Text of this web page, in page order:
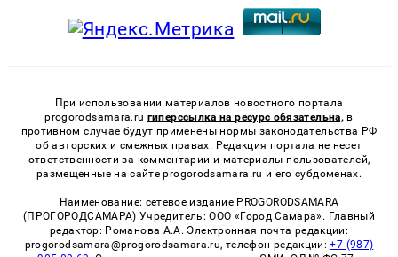
При использовании материалов новостного портала
progorodsamara.ru гиперссылка на ресурс обязательна, в
противном случае будут применены нормы законодательства РФ
об авторских и смежных правах. Редакция портала не несет
ответственности за комментарии и материалы пользователей,
размещенные на сайте progorodsamara.ru и его субдоменах.
Наименование: сетевое издание PROGORODSAMARA
(ПРОГОРОДСАМАРА) Учредитель: ООО «Город Самара». Главный
редактор: Романова А.А. Электронная почта редакции:
progorodsamara@progorodsamara.ru, телефон редакции:+7 (987)